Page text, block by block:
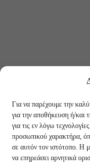
Για να παρέχουμε την
για την αποθήκευση ή/
για τις εν λόγω
προσωπικού χαρακτήρα,
σε αυτόν τον ιστότοπο. Η
να επηρεάσει αρνητικά